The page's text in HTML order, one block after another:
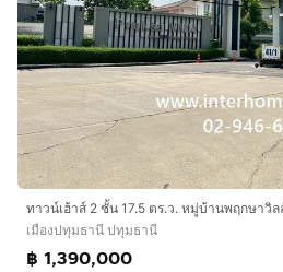
เมืองปทุมธานี ปทุมธานี
฿ 1,390,000